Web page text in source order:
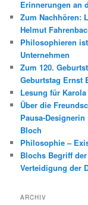
Erinnerungen an
Zum Nachhören:
Helmut
Philosophieren
Unternehmen
Zum 120.
Geburtstag Ernst
Lesung für
Über die
Pausa-
Bloch
Philosophie –
Blochs Begriff
Verteidigung der
ARCHIV